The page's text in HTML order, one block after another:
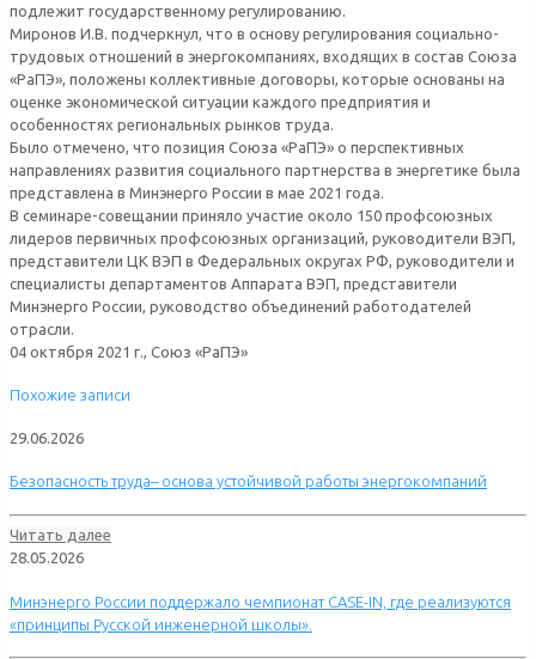
подлежит государственному регулированию.
Миронов И.В. подчеркнул, что в основу регулирования социально-
трудовых отношений в энергокомпаниях, входящих в состав Союза
«РаПЭ», положены коллективные договоры, которые основаны на
оценке экономической ситуации каждого предприятия и
особенностях региональных рынков труда.
Было отмечено, что позиция Союза «РаПЭ» о перспективных
направлениях развития социального партнерства в энергетике была
представлена в Минэнерго России в мае 2021 года.
В семинаре-совещании приняло участие около 150 профсоюзных
лидеров первичных профсоюзных организаций, руководители ВЭП,
представители ЦК ВЭП в Федеральных округах РФ, руководители и
специалисты департаментов Аппарата ВЭП, представители
Минэнерго России, руководство объединений работодателей
отрасли.
04 октября 2021 г., Союз «РаПЭ»
Похожие записи
29.06.2026
Безопасность труда– основа устойчивой работы энергокомпаний
Читать далее
28.05.2026
Минэнерго России поддержало чемпионат CASE-IN, где реализуются
«принципы Русской инженерной школы».